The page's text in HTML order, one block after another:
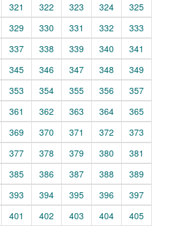
321 322 323 324
325
329 330 331 332
333
337 338 339 340
341
345 346 347 348
349
353 354 355 356
357
361 362 363 364
365
369 370 371 372
373
377 378 379 380
381
385 386 387 388
389
393 394 395 396
397
401 402 403 404 405